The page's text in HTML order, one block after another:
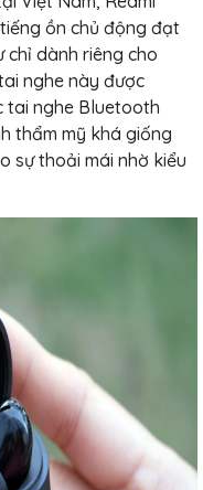
ồn chủ động đạt
chỉ dành riêng cho
nghe này được
tai nghe Bluetooth
thẩm mỹ khá giống
sự thoải mái nhờ kiểu